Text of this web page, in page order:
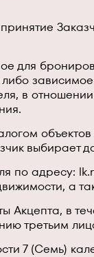
для
в
выбирает
по адресу:
а
Акцепта, в
третьим
7 (Семь)